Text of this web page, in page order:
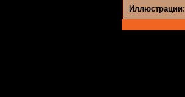
Иллюстрации: